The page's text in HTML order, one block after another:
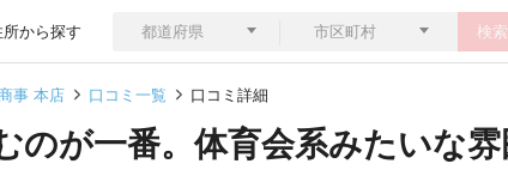
所から探す 検索
事 本店 口コミ一覧 口コミ詳細
のが一番。体育会系みたいな雰